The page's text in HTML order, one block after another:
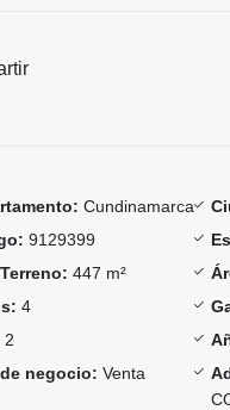
Cundinamarca
9129399
447 m²
4
2
negocio: Venta